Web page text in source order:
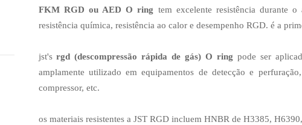
FKM RGD ou AED O ring tem excelente resistência durante
resistência química, resistência ao calor e desempenho RGD. é a
jst'srgd (descompressão rápida de gás) O ring pode ser
amplamente utilizado em equipamentos de detecção e
compressor, etc.
os materiais resistentes a JST RGD incluem HNBR de H3385,